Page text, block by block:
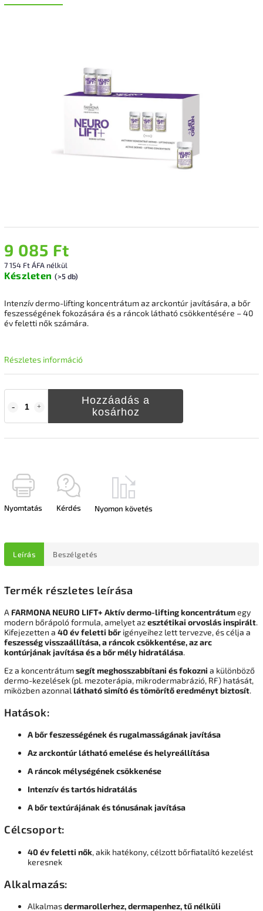
9 085 Ft
7 154 Ft ÁFA nélkül
Készleten (>5 db)
Hozzáadás a
kosárhoz
Intenzív dermo-lifting koncentrátum az arckontúr javítására, a bőr
feszességének fokozására és a ráncok látható csökkentésére – 40
év feletti nők számára.
Részletes információ
Nyomtatás Kérdés Nyomon követés
Leírás Beszélgetés
Termék részletes leírása
A FARMONA NEURO LIFT+ Aktív dermo-lifting koncentrátumegy
modern bőrápoló formula, amelyet azesztétikai orvoslás inspirált.
Kifejezetten a 40 év feletti bőr igényeihez lett tervezve, és célja a
feszesség visszaállítása, a ráncok csökkentése, az arc
kontúrjának javítása és a bőr mély hidratálása.
Ez a koncentrátumsegít meghosszabbítani és fokozni a különböző
dermo-kezelések (pl. mezoterápia, mikrodermabrázió, RF) hatását,
miközben azonnal látható simító és tömörítő eredményt biztosít.
Hatások:
A bőr feszességének és rugalmasságának javítása
Az arckontúr látható emelése és helyreállítása
A ráncok mélységének csökkenése
Intenzív és tartós hidratálás
A bőr textúrájának és tónusának javítása
Célcsoport:
40 év feletti nők, akik hatékony, célzott bőrfiatalító kezelést
keresnek
Alkalmazás:
Alkalmasdermarollerhez, dermapenhez, tű nélküli